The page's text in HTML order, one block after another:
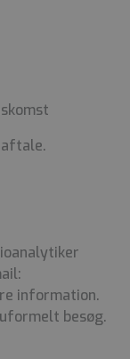
information.
besøg.